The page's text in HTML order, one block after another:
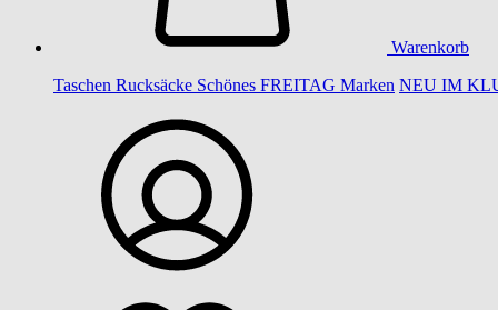
Warenkorb
Taschen Rucksäcke Schönes FREITAG Marken NEU IM